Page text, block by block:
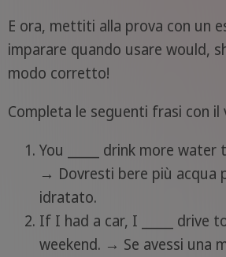
E ora, mettiti alla prova con un
imparare quando usare would,
modo corretto!
Completa le seguenti frasi con
You _____ drink more
→ Dovresti bere più acqua
idratato.
If I had a car, I _____ drive
weekend. → Se avessi una